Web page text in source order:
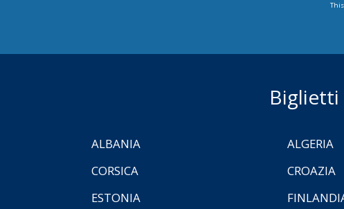
Biglietti
ALBANIA ALGERIA
CORSICA
CROAZIA
ESTONIA